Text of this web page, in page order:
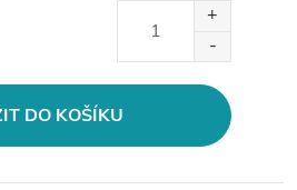
DO KOŠÍKU